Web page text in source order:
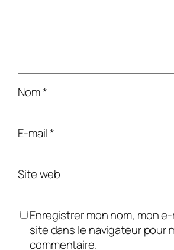
Nom*
E-mail*
Site web
Enregistrer mon nom, mon
site dans le navigateur pour
commentaire.